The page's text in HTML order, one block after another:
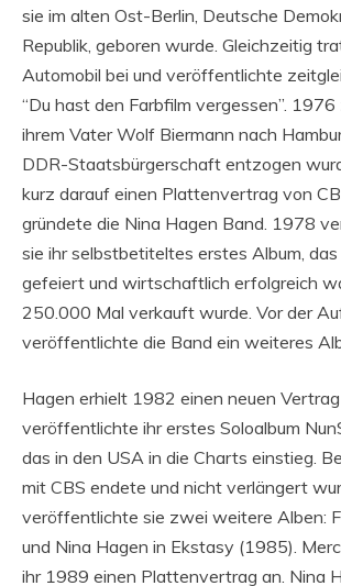
sie im alten Ost-Berlin, Deutsche
Republik, geboren wurde. Gleichzeitig
Automobil bei und veröffentlichte
“Du hast den Farbfilm vergessen”.
ihrem Vater Wolf Biermann nach
DDR-Staatsbürgerschaft entzogen
kurz darauf einen Plattenvertrag von
gründete die Nina Hagen Band. 1978
sie ihr selbstbetiteltes erstes Album,
gefeiert und wirtschaftlich erfolgreich
250.000 Mal verkauft wurde. Vor der
veröffentlichte die Band ein weiteres
Hagen erhielt 1982 einen neuen
veröffentlichte ihr erstes Soloalbum
das in den USA in die Charts einstieg.
mit CBS endete und nicht verlängert
veröffentlichte sie zwei weitere Alben:
und Nina Hagen in Ekstasy (1985).
ihr 1989 einen Plattenvertrag an. Nina